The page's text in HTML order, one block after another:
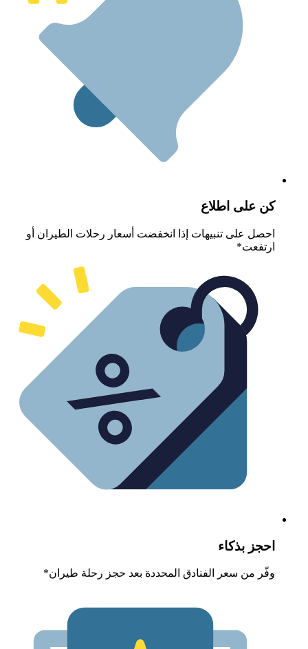
على اطلاع
على تنبيهات إذا انخفضت أسعار رحلات الطيران أو
بذكاء
من سعر الفنادق المحددة بعد حجز رحلة طيران*